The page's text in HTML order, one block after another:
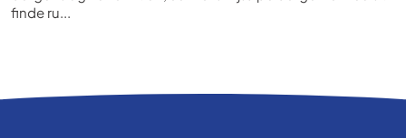
finde ru...